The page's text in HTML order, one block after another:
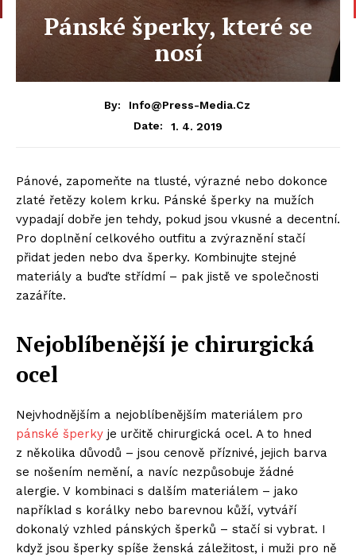
Pánské šperky, které se
nosí
By:
Info@press-Media.cz
Date:
1. 4. 2019
Pánové, zapomeňte na tlusté, výrazné nebo dokonce
zlaté řetězy kolem krku. Pánské šperky na mužích
vypadají dobře jen tehdy, pokud jsou vkusné a decentní.
Pro doplnění celkového outfitu a zvýraznění stačí
přidat jeden nebo dva šperky. Kombinujte stejné
materiály a buďte střídmí – pak jistě ve společnosti
zazáříte.
Nejoblíbenější je chirurgická
ocel
Nejvhodnějším a nejoblíbenějším materiálem pro
pánské šperky je určitě chirurgická ocel. A to hned
z několika důvodů – jsou cenově příznivé, jejich barva
se nošením nemění, a navíc nezpůsobuje žádné
alergie. V kombinaci s dalším materiálem – jako
například s korálky nebo barevnou kůží, vytváří
dokonalý vzhled pánských šperků – stačí si vybrat. I
když jsou šperky spíše ženská záležitost, i muži pro ně